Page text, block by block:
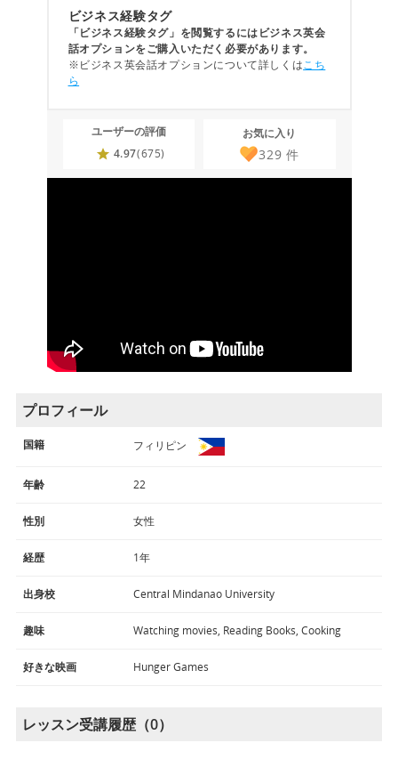
ビジネス経験タグ
「ビジネス経験タグ」を閲覧するにはビジネス英会
話オプションをご購入いただく必要があります。
※ビジネス英会話オプションについて詳しくはこち
ら
ユーザーの評価
4.97(675)
お気に入り
329 件
プロフィール
国籍 フィリピン
年齢 22
性別 女性
経歴 1年
出身校 Central Mindanao University
趣味 Watching movies, Reading Books, Cooking
好きな映画 Hunger Games
レッスン受講履歴（0）